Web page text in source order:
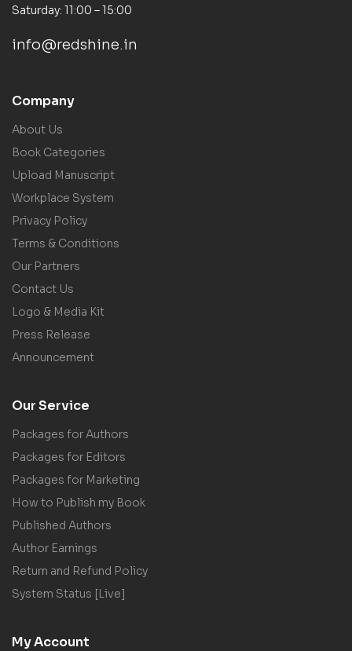
Saturday: 11:00 – 15:00
info@redshine.in
Company
About Us
Book Categories
Upload Manuscript
Workplace System
Privacy Policy
Terms & Conditions
Our Partners
Contact Us
Logo & Media Kit
Press Release
Announcement
Our Service
Packages for Authors
Packages for Editors
Packages for Marketing
How to Publish my Book
Published Authors
Author Earnings
Return and Refund Policy
System Status [Live]
My Account